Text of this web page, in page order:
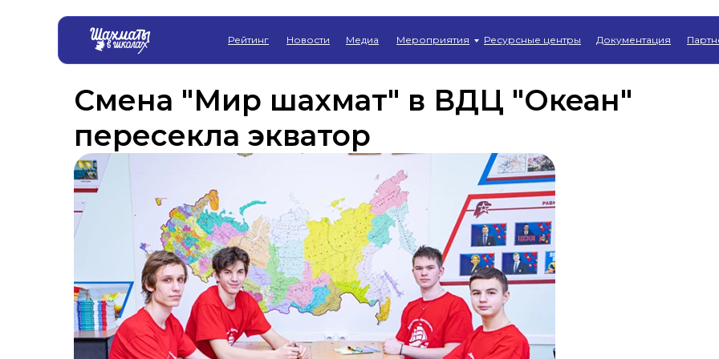
Рейтинг Документация
Ресурсные центры
Новости Мероприятия
Медиа
Смена "Мир шахмат" в ВДЦ "Океан"
пересекла экватор